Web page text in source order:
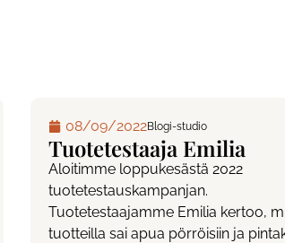
08/09/2022Blogi-studio
Tuotetestaaja Emilia
Aloitimme loppukesästä 2022
tuotetestauskampanjan.
Tuotetestaajamme Emilia kertoo,
tuotteilla sai apua pörröisiin ja